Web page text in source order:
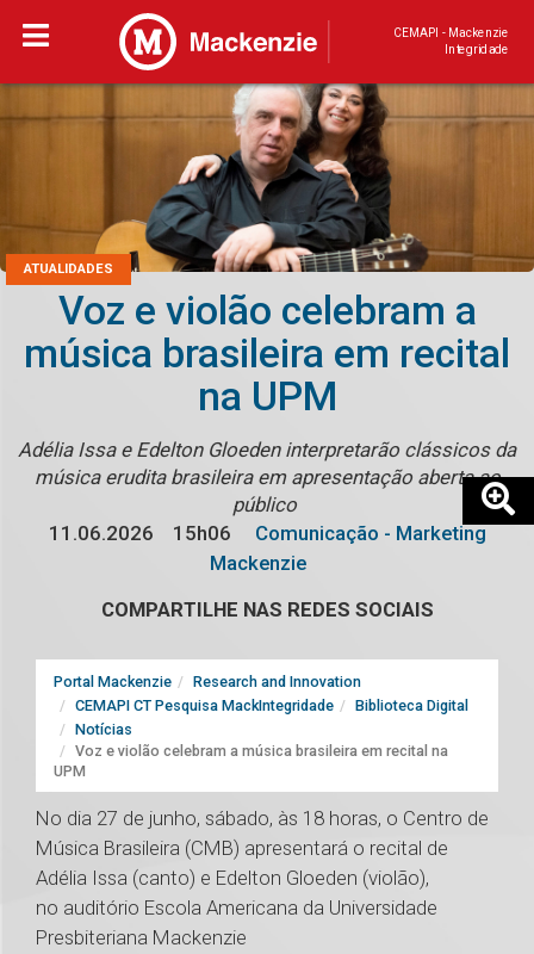
CEMAPI - Mackenzie
Integridade
ATUALIDADES
Voz e violão celebram a
música brasileira em recital
na UPM
Adélia Issa e Edelton Gloeden interpretarão clássicos da
música erudita brasileira em apresentação aberta ao
público
11.06.2026
15h06
Comunicação - Marketing
Mackenzie
COMPARTILHE NAS REDES SOCIAIS
Portal Mackenzie
Research and Innovation
CEMAPI CT Pesquisa MackIntegridade
Biblioteca Digital
Notícias
Voz e violão celebram a música brasileira em recital na
UPM
No dia 27 de junho, sábado, às 18 horas, o Centro de
Música Brasileira (CMB) apresentará o recital de
Adélia Issa (canto) e Edelton Gloeden (violão),
no auditório Escola Americana da Universidade
Presbiteriana Mackenzie